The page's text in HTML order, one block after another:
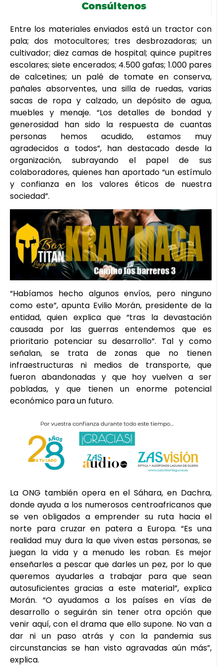
Entre los materiales enviados está un tractor con
pala; dos motocultores; tres desbrozadoras; un
cultivador; diez camas de hospital; quince pupitres
escolares; siete encerados; 4.500 gafas; 1.000 pares
de calcetines; un palé de tomate en conserva,
pañales absorventes, una silla de ruedas, varias
sacas de ropa y calzado, un depósito de agua,
muebles y menaje. “Los detalles de bondad y
generosidad han sido la respuesta de cuantas
personas hemos acudido, estamos muy
agradecidos a todos”, han destacado desde la
organización, subrayando el papel de sus
colaboradores, quienes han aportado “un estímulo
y confianza en los valores éticos de nuestra
sociedad”.
“Habíamos hecho algunos envíos, pero ninguno
como este”, apunta Evilio Morán, presidente de la
entidad, quien explica que “tras la devastación
causada por las guerras entendemos que es
prioritario potenciar su desarrollo”. Tal y como
señalan, se trata de zonas que no tienen
infraestructuras ni medios de transporte, que
fueron abandonadas y que hoy vuelven a ser
pobladas, y que tienen un enorme potencial
económico para un futuro.
La ONG también opera en el Sáhara, en Dachra,
donde ayuda a los numerosos centroafricanos que
se ven obligados a emprender su ruta hacia el
norte para cruzar en patera a Europa. “Es una
realidad muy dura la que viven estas personas, se
juegan la vida y a menudo les roban. Es mejor
enseñarles a pescar que darles un pez, por lo que
queremos ayudarles a trabajar para que sean
autosuficientes gracias a este material”, explica
Morán. “O ayudamos a los países en vías de
desarrollo o seguirán sin tener otra opción que
venir aquí, con el drama que ello supone. No van a
dar ni un paso atrás y con la pandemia sus
circunstancias se han visto agravadas aún más”,
explica.